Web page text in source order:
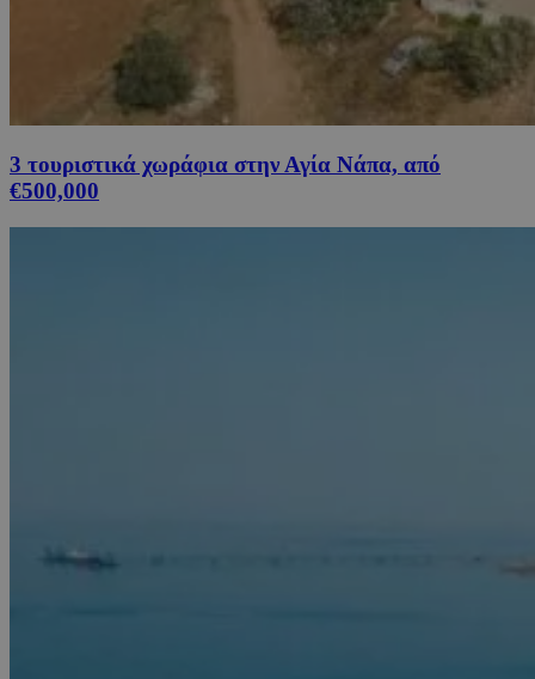
3 τουριστικά χωράφια στην Αγία Νάπα, από
€500,000